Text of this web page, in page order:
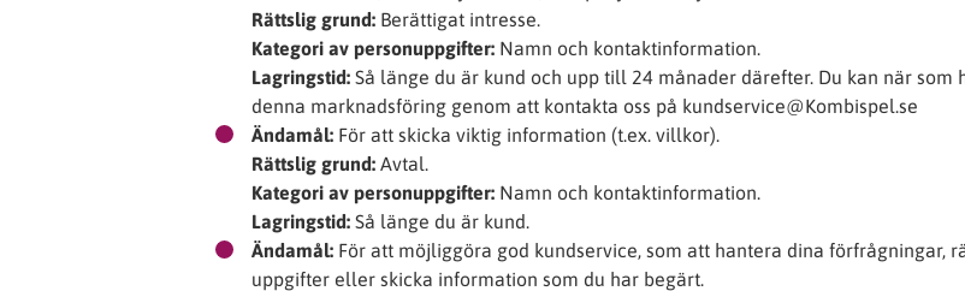
Rättslig grund: Berättigat intresse.
Kategori av personuppgifter: Namn och kontaktinformation.
Lagringstid: Så länge du är kund och upp till 24 månader därefter. Du kan när som
denna marknadsföring genom att kontakta oss på kundservice@Kombispel.se
Ändamål: För att skicka viktig information (t.ex. villkor).
Rättslig grund: Avtal.
Kategori av personuppgifter: Namn och kontaktinformation.
Lagringstid: Så länge du är kund.
Ändamål: För att möjliggöra god kundservice, som att hantera dina förfrågningar,
uppgifter eller skicka information som du har begärt.